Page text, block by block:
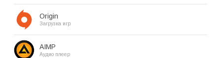
Origin
Загрузка игр
AIMP
Аудио плеер